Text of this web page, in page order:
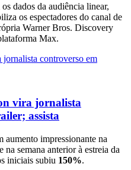
dados da audiência linear,
os espectadores do canal de
Warner Bros. Discovery
Max.
vira jornalista
assista
aumento impressionante na
na semana anterior à estreia da
iniciais subiu 150%.